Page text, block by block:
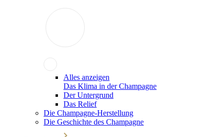
Alles anzeigen
Das Klima in der Champagne
Der Untergrund
Das Relief
Die Champagne-Herstellung
Die Geschichte des Champagne